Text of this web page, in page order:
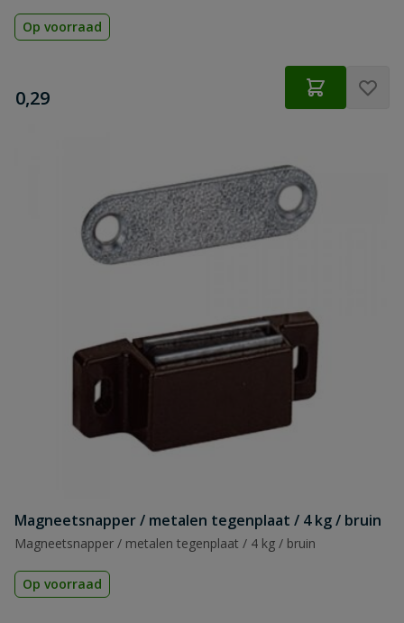
Op voorraad
€
0,29
Magneetsnapper / metalen tegenplaat / 4 kg / bruin
Magneetsnapper / metalen tegenplaat / 4 kg / bruin
Op voorraad